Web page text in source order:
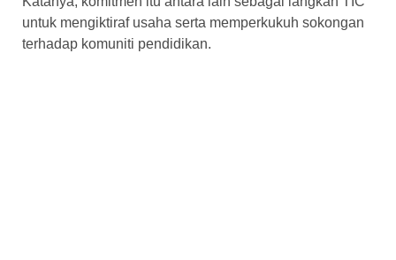
untuk mengiktiraf usaha serta memperkukuh sokongan
terhadap komuniti pendidikan.